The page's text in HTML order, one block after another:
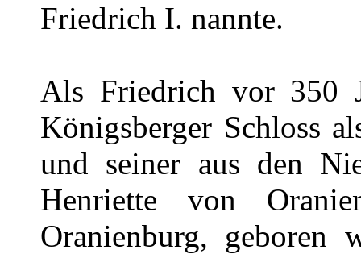
Friedrich I. nannte.
Als Friedrich vor 350
Königsberger Schloss
und seiner aus den
Henriette von
Oranienburg, geboren